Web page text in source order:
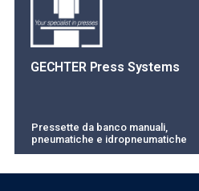
GECHTER Press Systems
Pressette da banco manuali,
pneumatiche e idropneumatiche